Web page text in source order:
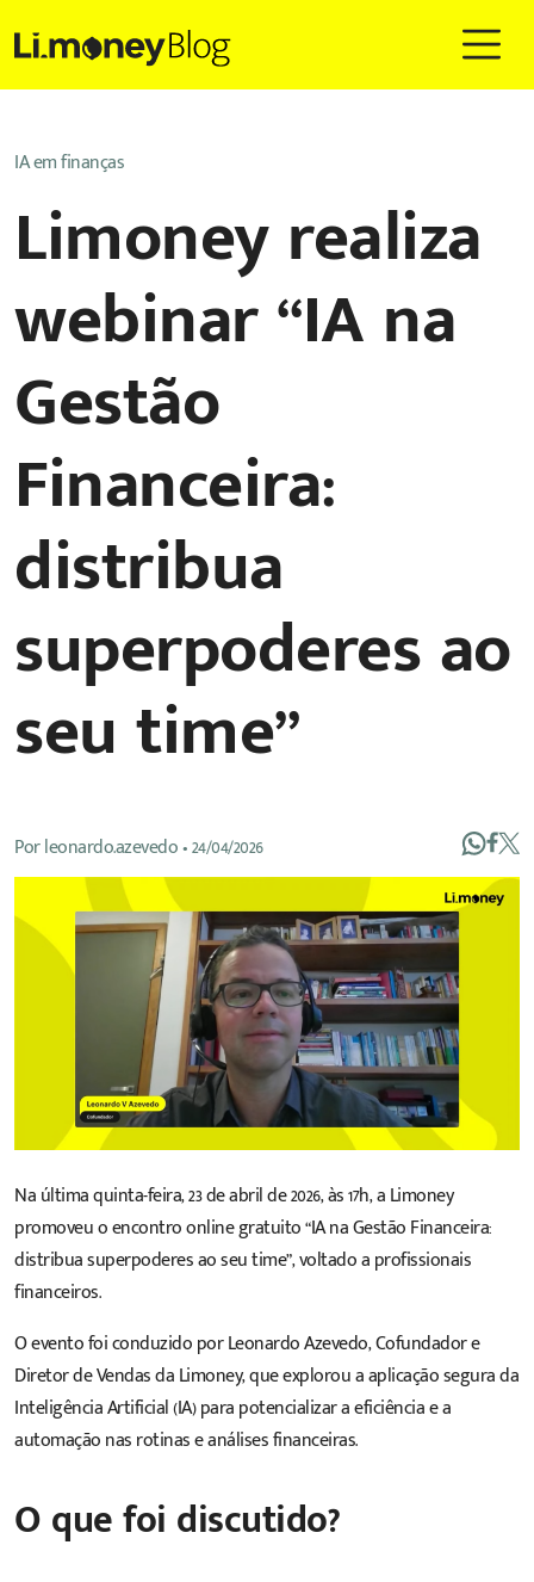
IA em finanças
Limoney realiza
webinar “IA na
Gestão
Financeira:
distribua
superpoderes ao
seu time”
Porleonardo.azevedo•24/04/2026
Na última quinta-feira, 23 de abril de 2026, às 17h, a Limoney
promoveu o encontro online gratuito “IA na Gestão Financeira:
distribua superpoderes ao seu time”, voltado a profissionais
financeiros.
O evento foi conduzido por Leonardo Azevedo, Cofundador e
Diretor de Vendas da Limoney, que explorou a aplicação segura da
Inteligência Artificial (IA) para potencializar a eficiência e a
automação nas rotinas e análises financeiras.
O que foi discutido?